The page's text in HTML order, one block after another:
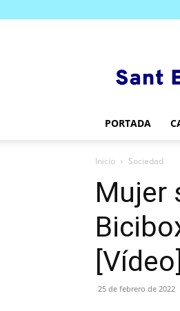
PORTADA
Inicio Sociedad
Mujer
[Vídeo]
25 de febrero de 2022